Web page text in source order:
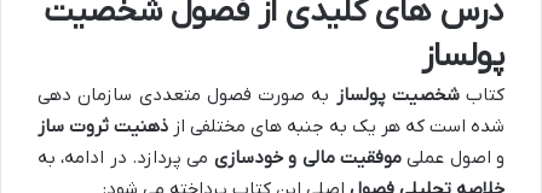
درس های کلیدی از فصول شخصیت
پولساز
کتابشخصیت پولساز به صورت فصول متعددی سازمان دهی
شده است که هر یک به جنبه های مختلفی از ذهنیت ثروت ساز
و اصول عملیموفقیت مالی و خودسازی می پردازد. در ادامه، به